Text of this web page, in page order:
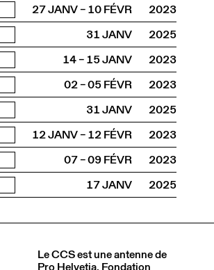
27 JANV – 10 FÉVR
2023
31 JANV
2025
14 – 15 JANV
2023
02 – 05 FÉVR
2023
31 JANV
2025
12 JANV – 12 FÉVR
2023
07 – 09 FÉVR
2023
17 JANV 2025
Le CCS est une antenne de